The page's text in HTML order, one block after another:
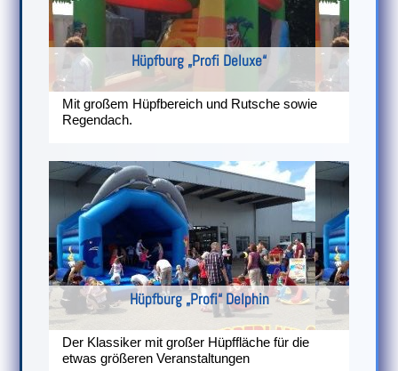
Hüpfburg „Profi Deluxe“
Mit großem Hüpfbereich und Rutsche sowie
Regendach.
Hüpfburg „Profi“ Delphin
Der Klassiker mit großer Hüpffläche für die
etwas größeren Veranstaltungen